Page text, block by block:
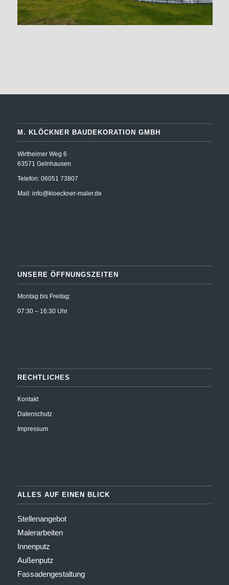
M. KLÖCKNER BAUDEKORATION GMBH
Wirtheimer Weg 6
63571 Gelnhausen
Telefon: 06051 73807
Mail: info@kloeckner-maler.de
UNSERE ÖFFNUNGSZEITEN
Montag bis Freitag:
07:30 – 16:30 Uhr
RECHTLICHES
Kontakt
Datenschutz
Impressum
ALLES AUF EINEN BLICK
Stellenangebot
Malerarbeiten
Innenputz
Außenputz
Fassadengestaltung